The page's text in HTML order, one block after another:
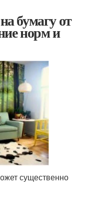
бумагу от
норм и
существенно